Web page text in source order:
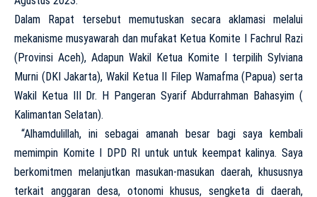
Dalam Rapat tersebut memutuskan secara aklamasi melalui
mekanisme musyawarah dan mufakat Ketua Komite I Fachrul Razi
(Provinsi Aceh), Adapun Wakil Ketua Komite I terpilih Sylviana
Murni (DKI Jakarta), Wakil Ketua II Filep Wamafma (Papua) serta
Wakil Ketua III Dr. H Pangeran Syarif Abdurrahman Bahasyim (
Kalimantan Selatan).
“Alhamdulillah, ini sebagai amanah besar bagi saya kembali
memimpin Komite I DPD RI untuk untuk keempat kalinya. Saya
berkomitmen melanjutkan masukan-masukan daerah, khususnya
terkait anggaran desa, otonomi khusus, sengketa di daerah,